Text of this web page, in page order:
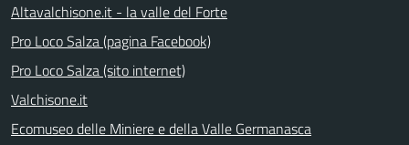
Altavalchisone.it - la valle del Forte
Pro Loco Salza (pagina Facebook)
Pro Loco Salza (sito internet)
Valchisone.it
Ecomuseo delle Miniere e della Valle Germanasca